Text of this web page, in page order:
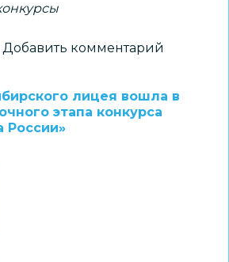
Добавить комментарий
лицея вошла в
этапа конкурса
России»